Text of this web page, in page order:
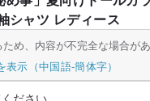
シャツ レディース
め、内容が不完全な場合があ
表示（中国語-簡体字）